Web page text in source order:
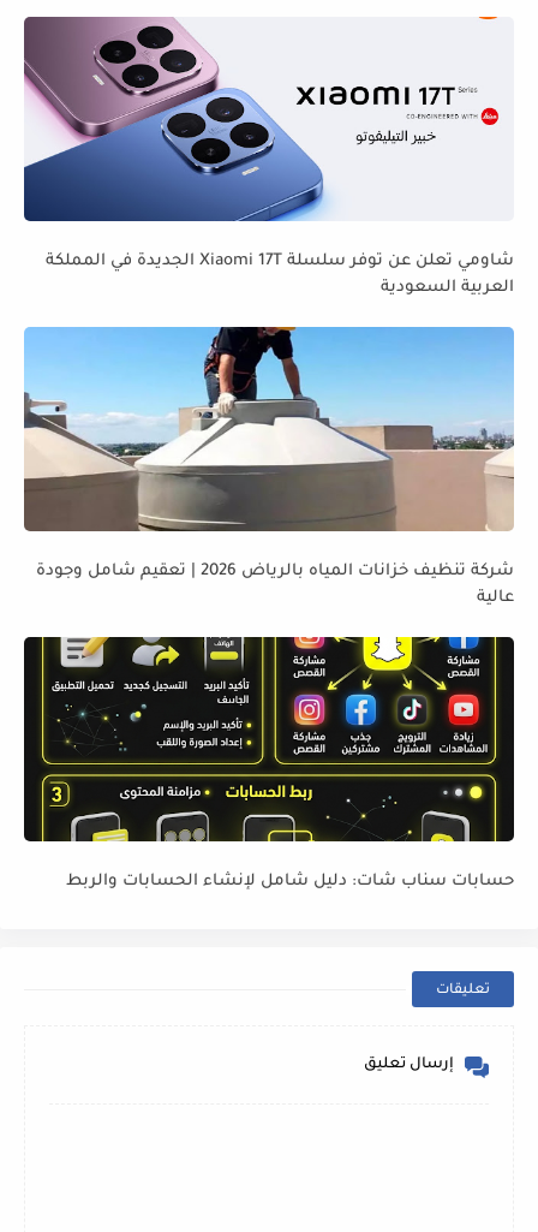
شاومي تعلن عن توفر سلسلة Xiaomi 17T الجديدة في المملكة
العربية السعودية
شركة تنظيف خزانات المياه بالرياض 2026 | تعقيم شامل وجودة
عالية
حسابات سناب شات: دليل شامل لإنشاء الحسابات والربط
تعليقات
إرسال تعليق